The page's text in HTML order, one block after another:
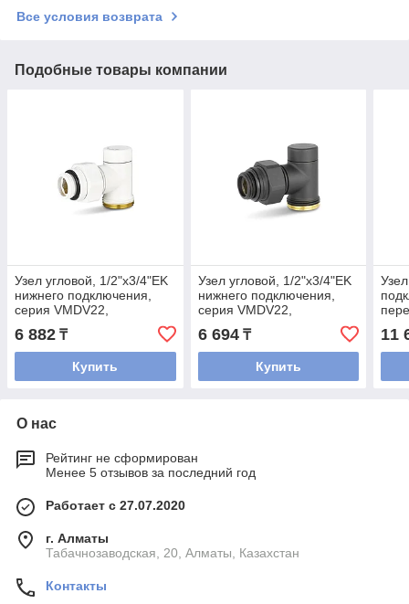
Все условия возврата
Подобные товары компании
Узел угловой, 1/2"х3/4"EK
нижнего подключения,
серия VMDV22,
одинарный, белый
6 882 ₸
Купить
Узел угловой, 1/2"х3/4"EK
нижнего подключения,
серия VMDV22,
одинарный, черный
6 694₸
Купить
11
О нас
Рейтинг не сформирован
Менее 5 отзывов за последний год
Работает с 27.07.2020
г. Алматы
Табачнозаводская, 20, Алматы, Казахстан
Контакты